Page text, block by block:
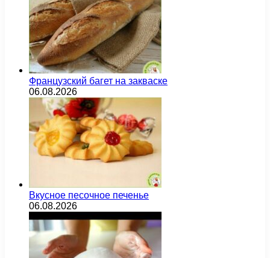
Французский багет на закваске
06.08.2026
Вкусное песочное печенье
06.08.2026